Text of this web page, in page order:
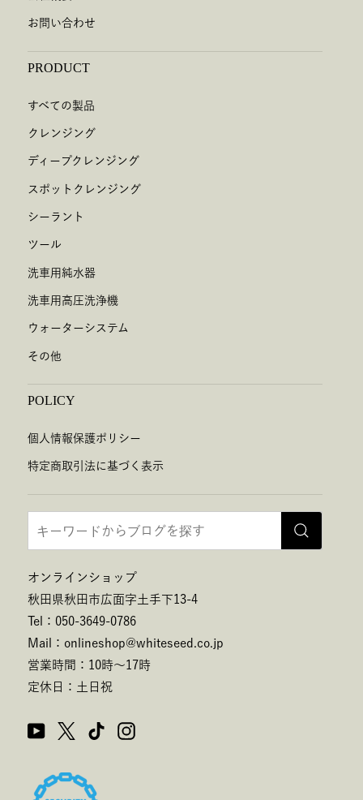
お問い合わせ
PRODUCT
すべての製品
クレンジング
ディープクレンジング
スポットクレンジング
シーラント
ツール
洗車用純水器
洗車用高圧洗浄機
ウォーターシステム
その他
POLICY
個人情報保護ポリシー
特定商取引法に基づく表示
オンラインショップ
秋田県秋田市広面字土手下13-4
Tel：050-3649-0786
Mail：onlineshop@whiteseed.co.jp
営業時間：10時～17時
定休日：土日祝